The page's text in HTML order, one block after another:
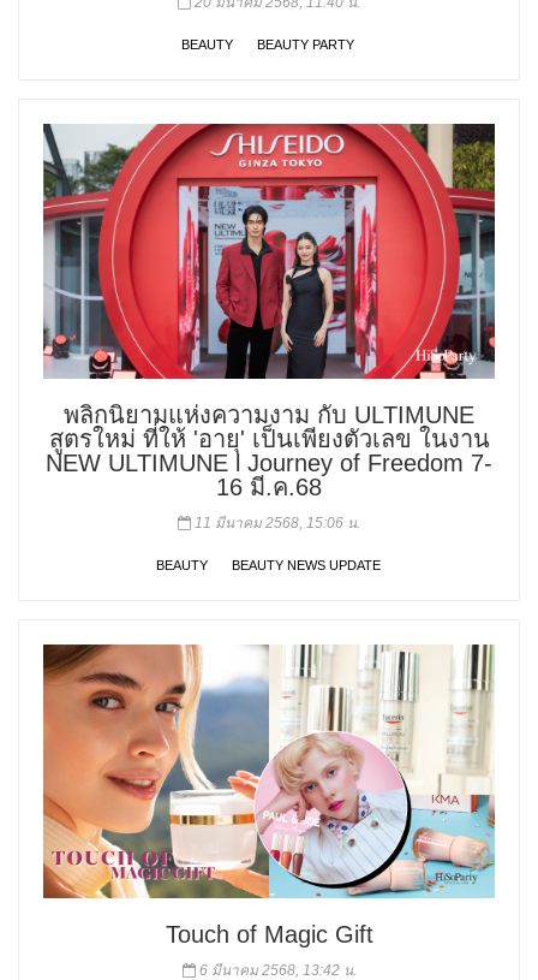
BEAUTY BEAUTY PARTY
พลิกนิยามแห่งความงาม กับ ULTIMUNE
สูตรใหม่ ที่ให้ 'อายุ' เป็นเพียงตัวเลข ในงาน
NEW ULTIMUNE l Journey of Freedom 7-
16 มี.ค.68
11 มีนาคม 2568, 15:06 น.
BEAUTY BEAUTY NEWS UPDATE
Touch of Magic Gift
6 มีนาคม 2568, 13:42 น.